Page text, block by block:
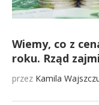
Wiemy, co z
roku. Rząd
przez Kamila